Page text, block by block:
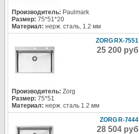
Производитель: Paulmark
Размер: 75*51*20
Материал: нерж. сталь, 1.2 мм
ZORG RX-7551
25 200 руб
Производитель: Zorg
Размер: 75*51
Материал: нерж. сталь 1.2 мм
ZORG R-7444
28 504 руб